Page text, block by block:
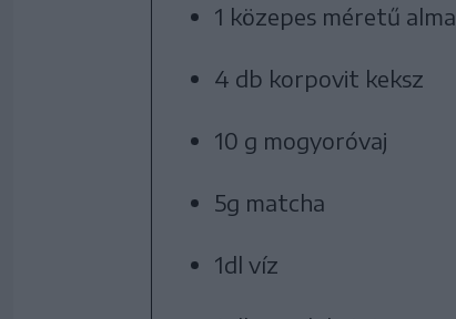
1 közepes méretű alma
4 db korpovit keksz
10 g mogyoróvaj
5g matcha
1dl víz